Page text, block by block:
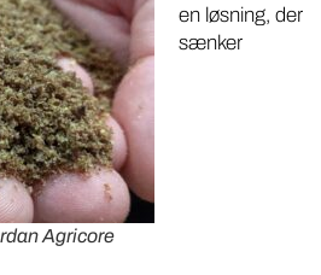
Agricore
en løsning, der
sænker